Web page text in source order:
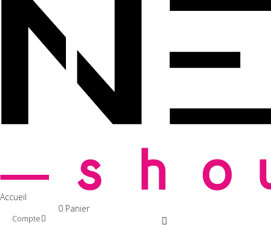
Accueil
Compte
0 Panier